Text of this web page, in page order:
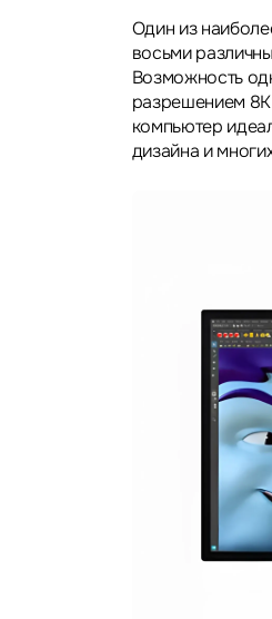
Один из
восьми
Возможность
разрешением
компьютер
дизайна и